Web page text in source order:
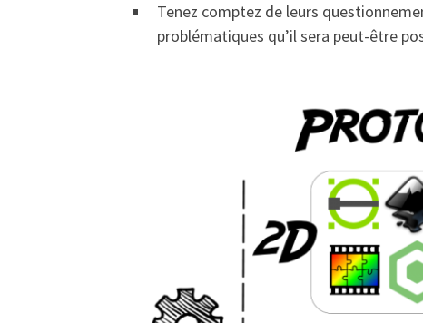
Tenez comptez de leurs
problématiques qu’il sera peut-être